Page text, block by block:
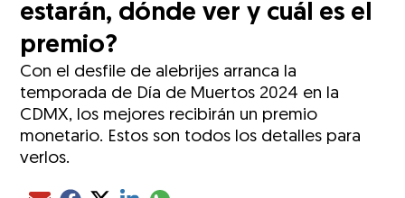
estarán, dónde ver y cuál es el
premio?
Con el desfile de alebrijes arranca la
temporada de Día de Muertos 2024 en la
CDMX, los mejores recibirán un premio
monetario. Estos son todos los detalles para
verlos.